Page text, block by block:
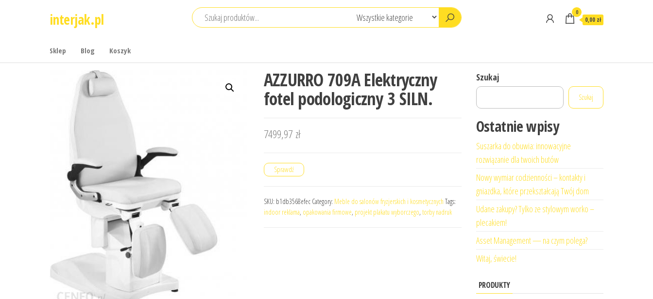
interjak.pl 0
0,00 zł
Sklep Blog Koszyk
AZZURRO 709A Elektryczny
fotel podologiczny 3 SILN.
7499,97 zł
Sprawdź
SKU: b1db3568efec Category: Meble do salonów fryzjerskich i kosmetycznych Tags:
indoor reklama, opakowania firmowe, projekt plakatu wyborczego, torby nadruk
Szukaj
Szukaj
Ostatnie wpisy
Suszarka do obuwia: innowacyjne
rozwiązanie dla twoich butów
Nowy wymiar codzienności – kontakty i
gniazdka, które przekształcają Twój dom
Udane zakupy? Tylko ze stylowym worko –
plecakiem!
Asset Management — na czym polega?
Witaj, świecie!
PRODUKTY